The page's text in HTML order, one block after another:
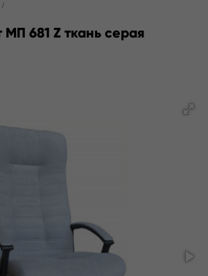
/
681 Z ткань серая